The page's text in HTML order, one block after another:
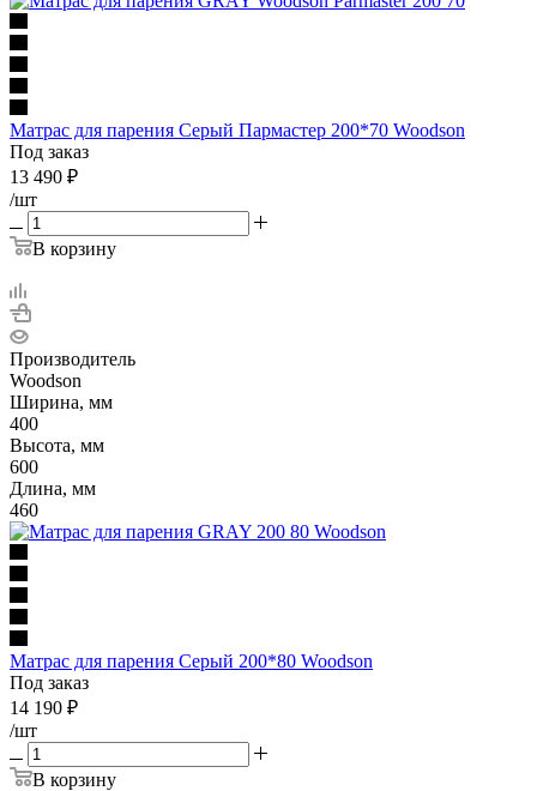
Матрас для парения Серый Пармастер 200*70 Woodson
Под заказ
13 490 ₽
/шт
В корзину
Производитель
Woodson
Ширина, мм
400
Высота, мм
600
Длина, мм
460
Матрас для парения Серый 200*80 Woodson
Под заказ
14 190 ₽
/шт
В корзину